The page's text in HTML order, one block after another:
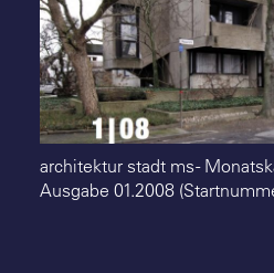
Suche
architektur stadt ms -
Ausgabe 01.2008